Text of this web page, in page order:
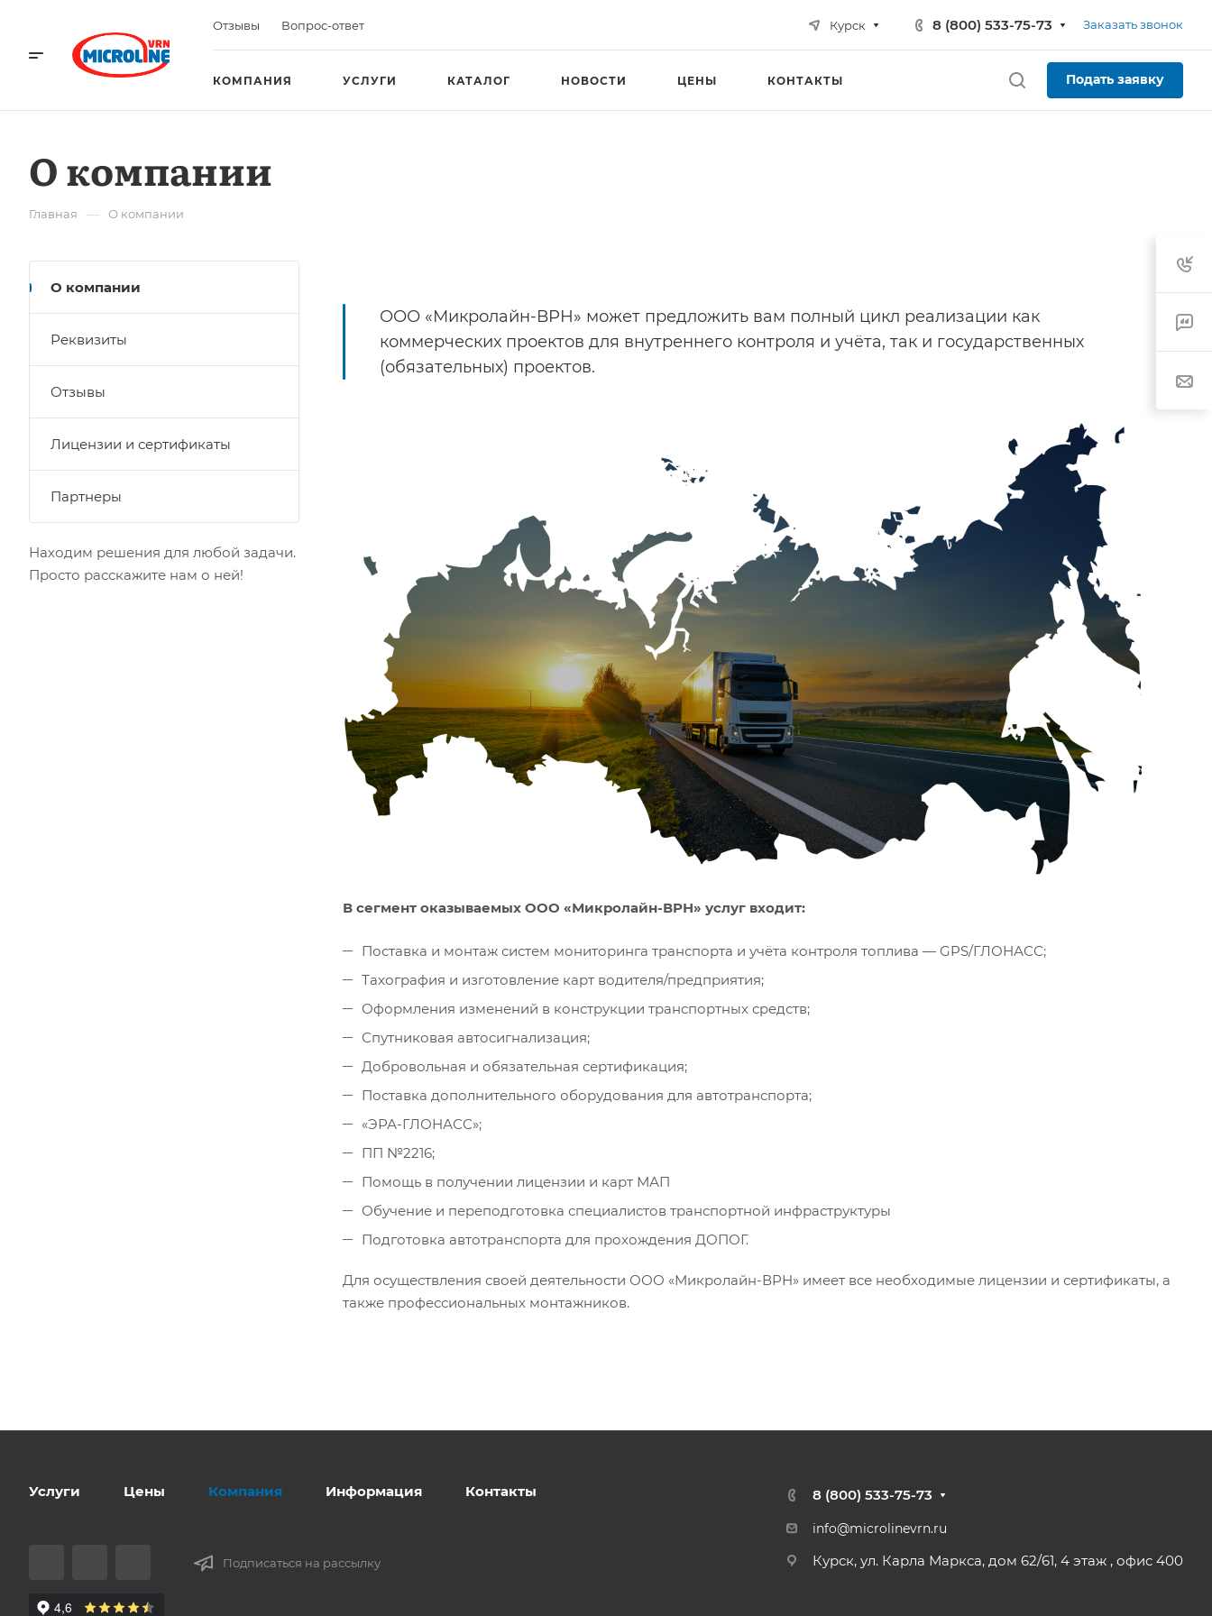
Отзывы Вопрос-ответ Курск 8 (800) 533-75-73 Заказать звонок
КОМПАНИЯ УСЛУГИ КАТАЛОГ НОВОСТИ ЦЕНЫ КОНТАКТЫ Подать заявку
О компании
Главная — О компании
ООО «Микролайн-ВРН» может предложить вам полный цикл реализации как
коммерческих проектов для внутреннего контроля и учёта, так и государственных
(обязательных) проектов.
В сегмент оказываемых ООО «Микролайн-ВРН» услуг входит:
Поставка и монтаж систем мониторинга транспорта и учёта контроля топлива — GPS/ГЛОНАСС;
Тахография и изготовление карт водителя/предприятия;
Оформления изменений в конструкции транспортных средств;
Спутниковая автосигнализация;
Добровольная и обязательная сертификация;
Поставка дополнительного оборудования для автотранспорта;
«ЭРА-ГЛОНАСС»;
ПП №2216;
Помощь в получении лицензии и карт МАП
Обучение и переподготовка специалистов транспортной инфраструктуры
Подготовка автотранспорта для прохождения ДОПОГ.
Для осуществления своей деятельности ООО «Микролайн-ВРН» имеет все необходимые лицензии и сертификаты, а
также профессиональных монтажников.
О компании
Реквизиты
Отзывы
Лицензии и сертификаты
Партнеры
Находим решения для любой задачи.
Просто расскажите нам о ней!
Услуги Цены Компания Информация Контакты
Подписаться на рассылку
8 (800) 533-75-73
info@microlinevrn.ru
Курск, ул. Карла Маркса, дом 62/61, 4 этаж , офис 400